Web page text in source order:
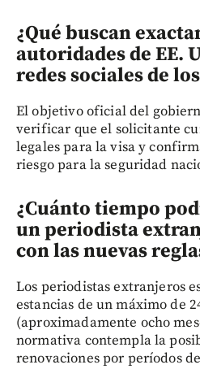
¿Qué buscan
autoridades de EE.
redes sociales de
El objetivo oficial del
verificar que el solicitante
legales para la visa y
riesgo para la seguridad
¿Cuánto tiempo
un periodista
con las nuevas
Los periodistas extranjeros
estancias de un máximo de
(aproximadamente ocho
normativa contempla la
renovaciones por períodos